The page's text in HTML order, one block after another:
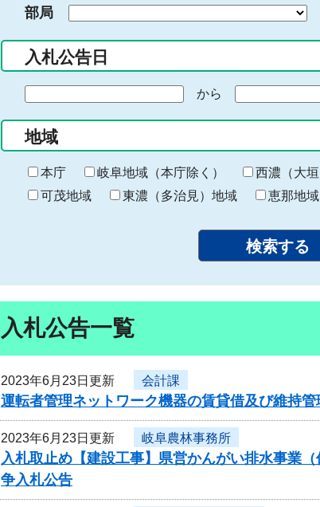
入
力
部局
入札公告日
の
始
ま
り
から
終
わ
り
地域
本庁 岐阜地域（本庁除く） 西濃（大
可茂地域
東濃（多治見）地域 恵那地域
入札公告一覧
2023年6月23日更新 会計課
運転者管理ネットワーク機器の賃貸借及び維持
2023年6月23日更新 岐阜農林事務所
入札取止め【建設工事】県営かんがい排水事
争入札公告